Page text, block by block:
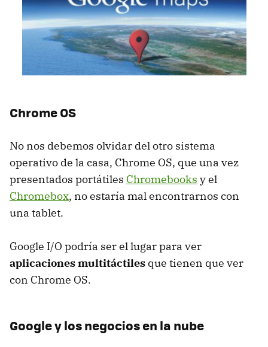
Chrome OS
No nos debemos olvidar del otro sistema
operativo de la casa, Chrome OS, que una vez
presentados portátiles Chromebooks y el
Chromebox, no estaría mal encontrarnos con
una tablet.
Google I/O podría ser el lugar para ver
aplicaciones multitáctiles que tienen que ver
con Chrome OS.
Google y los negocios en la nube